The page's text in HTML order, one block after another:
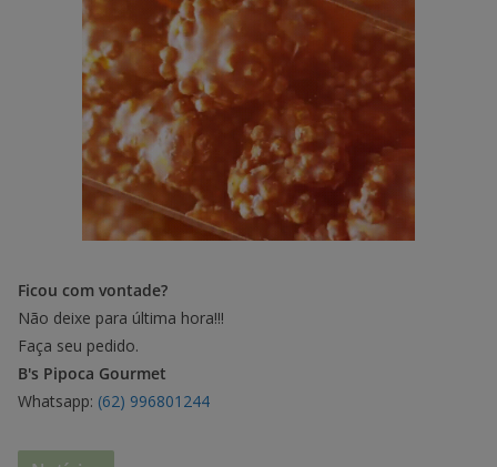
Ficou com vontade?
Não deixe para última hora!!!
Faça seu pedido.
B's Pipoca Gourmet
Whatsapp: (62) 996801244